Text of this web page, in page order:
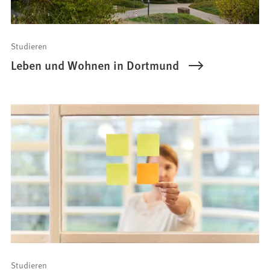
Studieren
Leben und Wohnen in Dortmund
Studieren